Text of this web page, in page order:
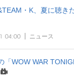
・K、夏に聴き
04:00 ニュース
「WOW WAR